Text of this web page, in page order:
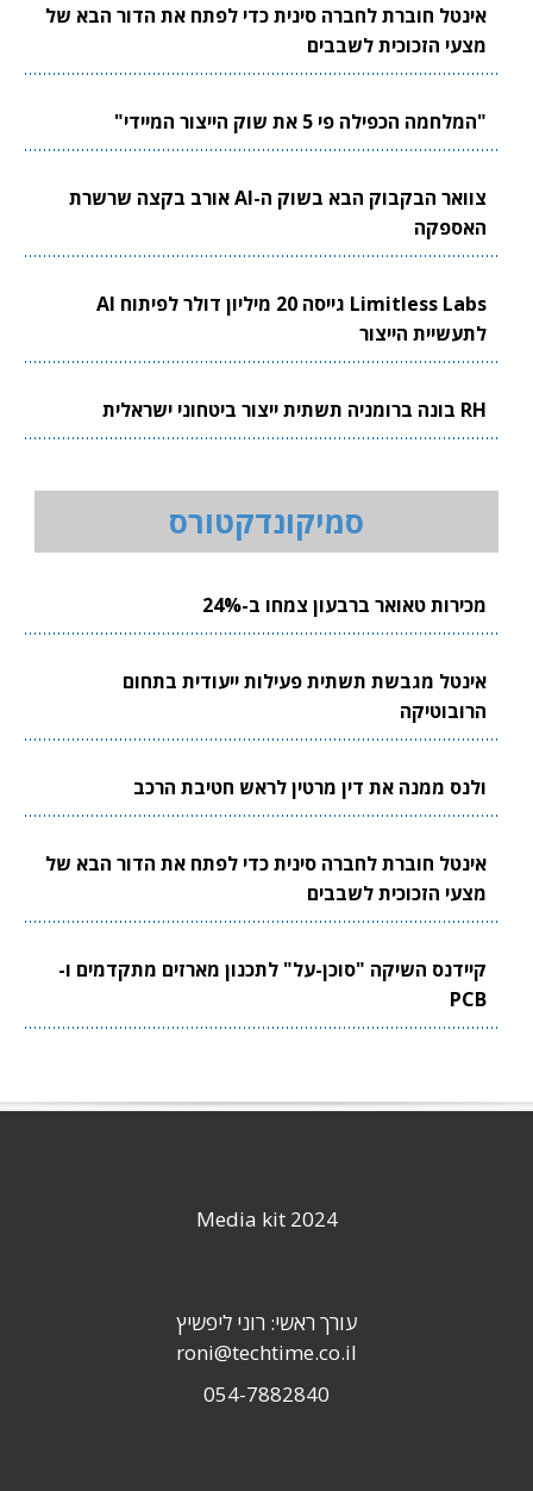
אינטל חוברת לחברה סינית כדי לפתח את הדור הבא של
מצעי הזכוכית לשבבים
"המלחמה הכפילה פי 5 את שוק הייצור המיידי"
צוואר הבקבוק הבא בשוק ה-AI אורב בקצה שרשרת
האספקה
Limitless Labs גייסה 20 מיליון דולר לפיתוח AI
לתעשיית הייצור
RH בונה ברומניה תשתית ייצור ביטחוני ישראלית
סמיקונדקטורס
מכירות טאואר ברבעון צמחו ב-24%
אינטל מגבשת תשתית פעילות ייעודית בתחום
הרובוטיקה
ולנס ממנה את דין מרטין לראש חטיבת הרכב
אינטל חוברת לחברה סינית כדי לפתח את הדור הבא של
מצעי הזכוכית לשבבים
קיידנס השיקה "סוכן-על" לתכנון מארזים מתקדמים ו-
PCB
Media kit 2024
עורך ראשי: רוני ליפשיץ
roni@techtime.co.il
054-7882840